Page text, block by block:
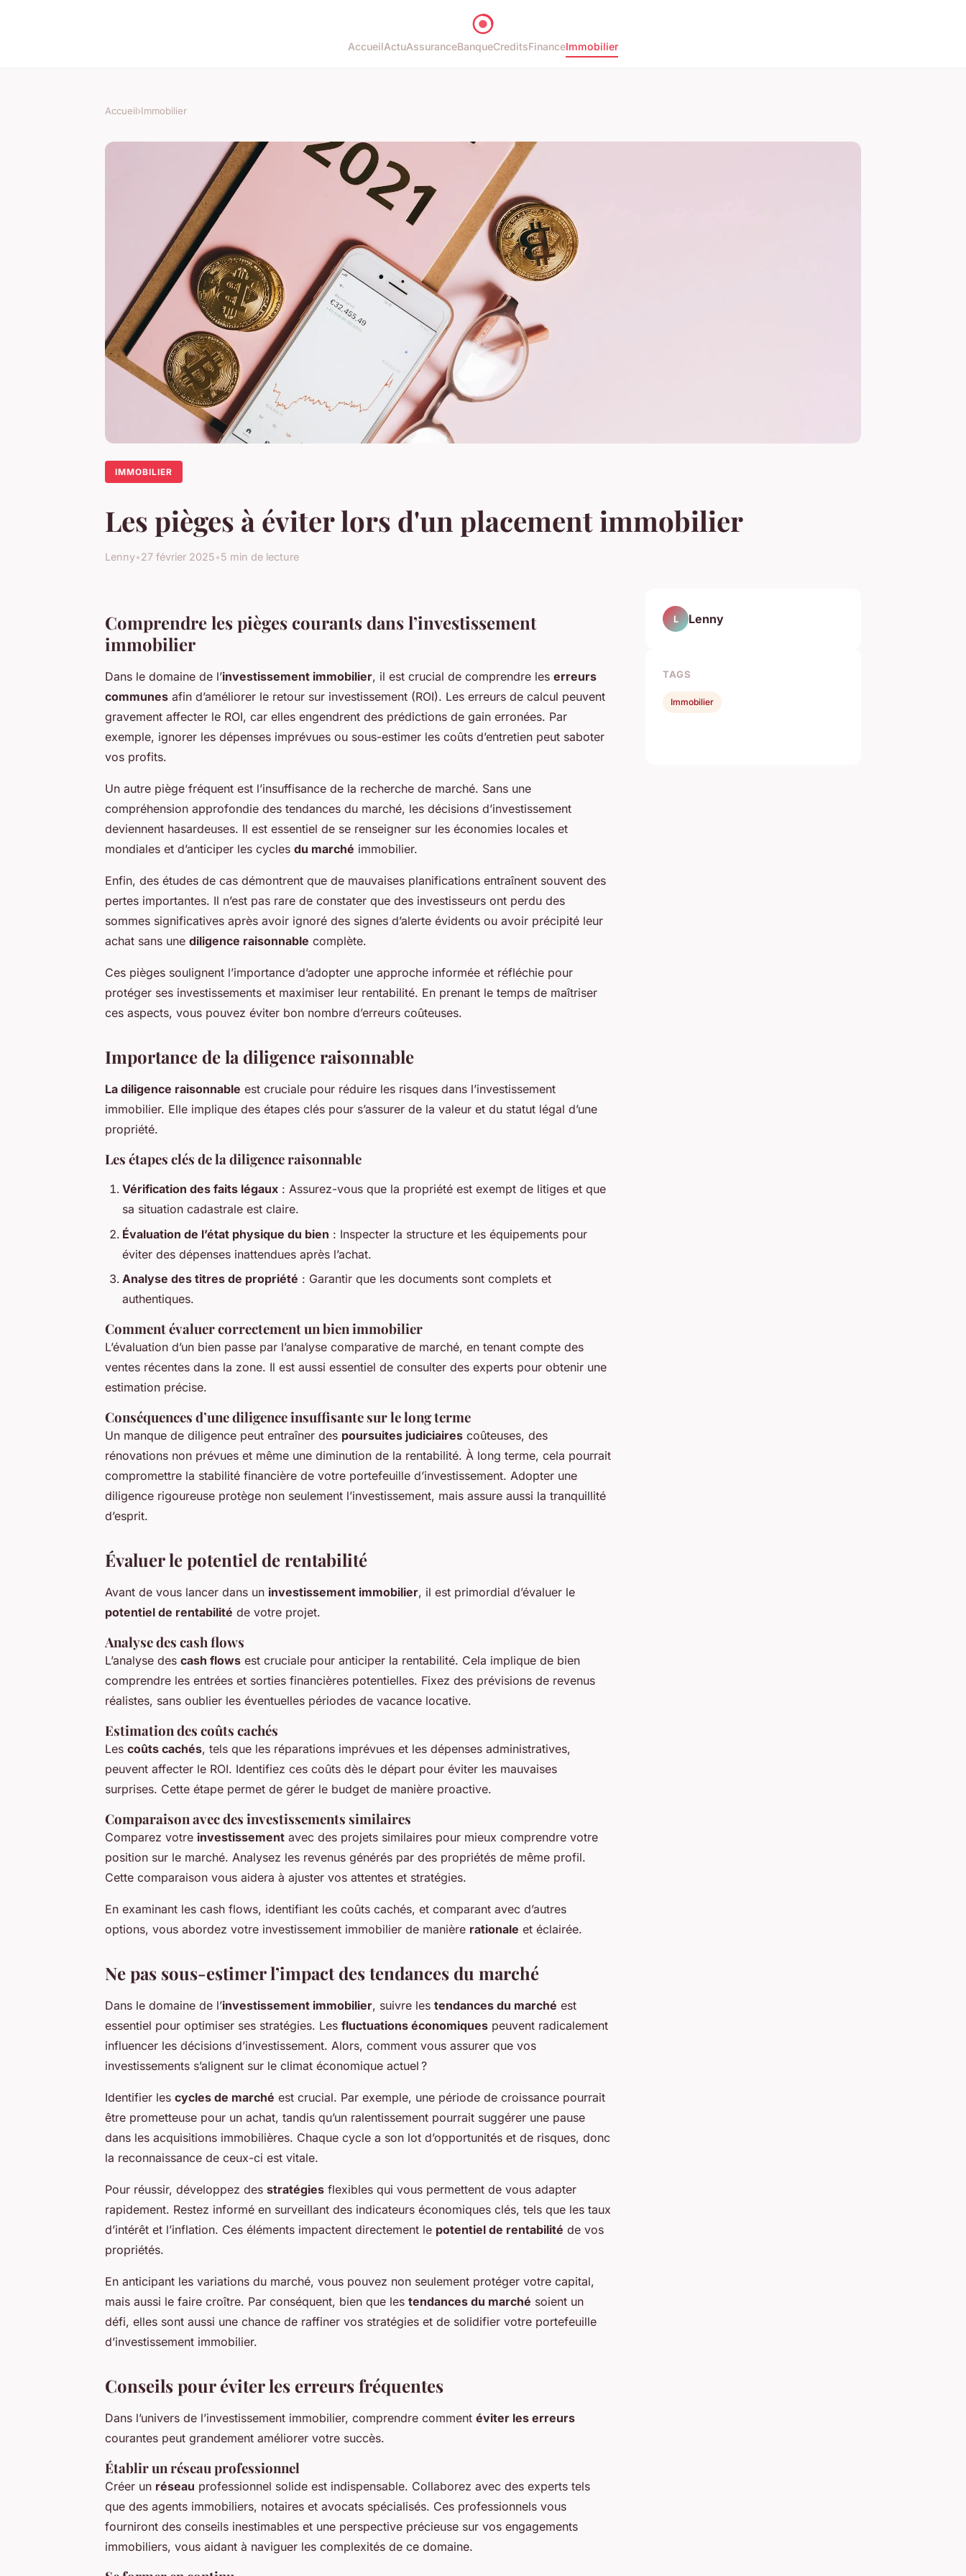
AccueilActuAssuranceBanqueCreditsFinanceImmobilier
Accueil›Immobilier
IMMOBILIER
Les pièges à éviter lors d'un placement immobilier
Lenny•27 février 2025•5 min de lecture
Comprendre les pièges courants dans l’investissement
immobilier
Dans le domaine de l’investissement immobilier, il est crucial de comprendre les erreurs
communes afin d’améliorer le retour sur investissement (ROI). Les erreurs de calcul peuvent
gravement affecter le ROI, car elles engendrent des prédictions de gain erronées. Par
exemple, ignorer les dépenses imprévues ou sous-estimer les coûts d’entretien peut saboter
vos profits.
Un autre piège fréquent est l’insuffisance de la recherche de marché. Sans une
compréhension approfondie des tendances du marché, les décisions d’investissement
deviennent hasardeuses. Il est essentiel de se renseigner sur les économies locales et
mondiales et d’anticiper les cycles du marché immobilier.
Enfin, des études de cas démontrent que de mauvaises planifications entraînent souvent des
pertes importantes. Il n’est pas rare de constater que des investisseurs ont perdu des
sommes significatives après avoir ignoré des signes d’alerte évidents ou avoir précipité leur
achat sans une diligence raisonnable complète.
Ces pièges soulignent l’importance d’adopter une approche informée et réfléchie pour
protéger ses investissements et maximiser leur rentabilité. En prenant le temps de maîtriser
ces aspects, vous pouvez éviter bon nombre d’erreurs coûteuses.
Importance de la diligence raisonnable
La diligence raisonnable est cruciale pour réduire les risques dans l’investissement
immobilier. Elle implique des étapes clés pour s’assurer de la valeur et du statut légal d’une
propriété.
Les étapes clés de la diligence raisonnable
Vérification des faits légaux : Assurez-vous que la propriété est exempt de litiges et que
sa situation cadastrale est claire.
Évaluation de l’état physique du bien : Inspecter la structure et les équipements pour
éviter des dépenses inattendues après l’achat.
Analyse des titres de propriété : Garantir que les documents sont complets et
authentiques.
Comment évaluer correctement un bien immobilier
L’évaluation d’un bien passe par l’analyse comparative de marché, en tenant compte des
ventes récentes dans la zone. Il est aussi essentiel de consulter des experts pour obtenir une
estimation précise.
Conséquences d’une diligence insuffisante sur le long terme
Un manque de diligence peut entraîner des poursuites judiciaires coûteuses, des
rénovations non prévues et même une diminution de la rentabilité. À long terme, cela pourrait
compromettre la stabilité financière de votre portefeuille d’investissement. Adopter une
diligence rigoureuse protège non seulement l’investissement, mais assure aussi la tranquillité
d’esprit.
Évaluer le potentiel de rentabilité
Avant de vous lancer dans un investissement immobilier, il est primordial d’évaluer le
potentiel de rentabilité de votre projet.
Analyse des cash flows
L’analyse des cash flows est cruciale pour anticiper la rentabilité. Cela implique de bien
comprendre les entrées et sorties financières potentielles. Fixez des prévisions de revenus
réalistes, sans oublier les éventuelles périodes de vacance locative.
Estimation des coûts cachés
Les coûts cachés, tels que les réparations imprévues et les dépenses administratives,
peuvent affecter le ROI. Identifiez ces coûts dès le départ pour éviter les mauvaises
surprises. Cette étape permet de gérer le budget de manière proactive.
Comparaison avec des investissements similaires
Comparez votre investissement avec des projets similaires pour mieux comprendre votre
position sur le marché. Analysez les revenus générés par des propriétés de même profil.
Cette comparaison vous aidera à ajuster vos attentes et stratégies.
En examinant les cash flows, identifiant les coûts cachés, et comparant avec d’autres
options, vous abordez votre investissement immobilier de manière rationale et éclairée.
Ne pas sous-estimer l’impact des tendances du marché
Dans le domaine de l’investissement immobilier, suivre les tendances du marché est
essentiel pour optimiser ses stratégies. Les fluctuations économiques peuvent radicalement
influencer les décisions d’investissement. Alors, comment vous assurer que vos
investissements s’alignent sur le climat économique actuel ?
Identifier les cycles de marché est crucial. Par exemple, une période de croissance pourrait
être prometteuse pour un achat, tandis qu’un ralentissement pourrait suggérer une pause
dans les acquisitions immobilières. Chaque cycle a son lot d’opportunités et de risques, donc
la reconnaissance de ceux-ci est vitale.
Pour réussir, développez des stratégies flexibles qui vous permettent de vous adapter
rapidement. Restez informé en surveillant des indicateurs économiques clés, tels que les taux
d’intérêt et l’inflation. Ces éléments impactent directement le potentiel de rentabilité de vos
propriétés.
En anticipant les variations du marché, vous pouvez non seulement protéger votre capital,
mais aussi le faire croître. Par conséquent, bien que les tendances du marché soient un
défi, elles sont aussi une chance de raffiner vos stratégies et de solidifier votre portefeuille
d’investissement immobilier.
Conseils pour éviter les erreurs fréquentes
Dans l’univers de l’investissement immobilier, comprendre comment éviter les erreurs
courantes peut grandement améliorer votre succès.
Établir un réseau professionnel
Créer un réseau professionnel solide est indispensable. Collaborez avec des experts tels
que des agents immobiliers, notaires et avocats spécialisés. Ces professionnels vous
fourniront des conseils inestimables et une perspective précieuse sur vos engagements
immobiliers, vous aidant à naviguer les complexités de ce domaine.
L Lenny
TAGS
Immobilier